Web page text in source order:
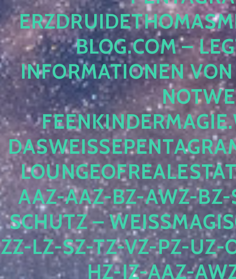
LOG.COM –
NFORMATIONEN VON
AZ-AAZ-BZ-AWZ-BZ-
CHUTZ –
-LZ-SZ-TZ-VZ-PZ-UZ-
-JZ-AAZ-AWZ-